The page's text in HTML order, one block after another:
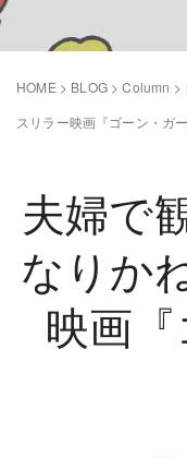
HOME > BLOG>Column >
スリラー映画『ゴーン・ガー
夫婦で
なりか
映画